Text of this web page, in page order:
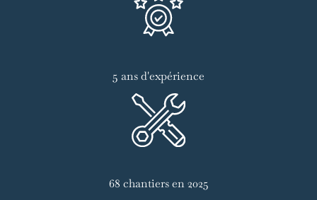
5 ans d'expérience
68 chantiers en 2025